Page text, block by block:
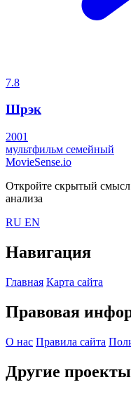
7.8
Шрэк
2001
мультфильм семейный
MovieSense.io
Откройте скрытый
анализа
RU EN
Навигация
Главная Карта сайта
Правовая
О нас Правила сайта
Другие проекты